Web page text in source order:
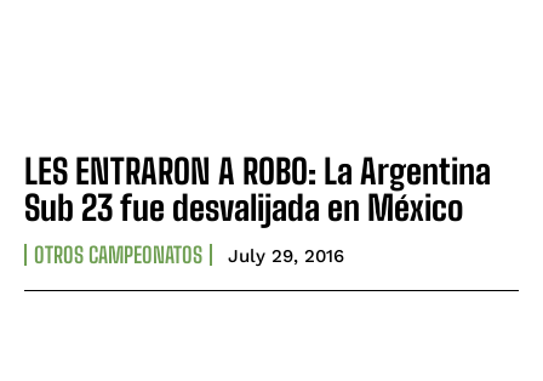
LES ENTRARON A ROBO: La Argentina
Sub 23 fue desvalijada en México
OTROS CAMPEONATOS July 29, 2016